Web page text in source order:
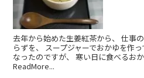
去年から始めた生姜紅茶から、 仕事
らずを、 スープジャーでおかゆを作
なったのですが、 寒い日に食べるお
ReadMore...